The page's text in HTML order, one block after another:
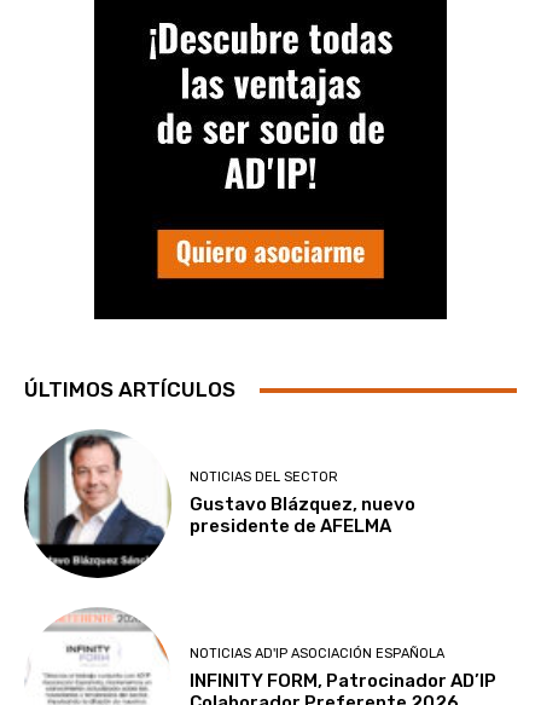
ÚLTIMOS ARTÍCULOS
NOTICIAS DEL SECTOR
Gustavo Blázquez, nuevo
presidente de AFELMA
NOTICIAS AD'IP ASOCIACIÓN ESPAÑOLA
INFINITY FORM, Patrocinador AD’IP